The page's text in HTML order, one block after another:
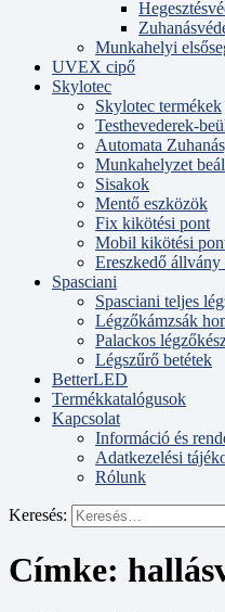
Munkahelyi
UVEX cipő
Skylotec
Skylotec termékek
Testhevederek-
Automata
Munkahelyzet
Sisakok
Mentő eszközök
Fix kikötési pont
Mobil kikötési
Ereszkedő
Spasciani
Spasciani teljes
Légzőkámzsák
Palackos
Légszűrő betétek
BetterLED
Termékkatalógusok
Kapcsolat
Információ és
Adatkezelési
Rólunk
Keresés:
Címke: